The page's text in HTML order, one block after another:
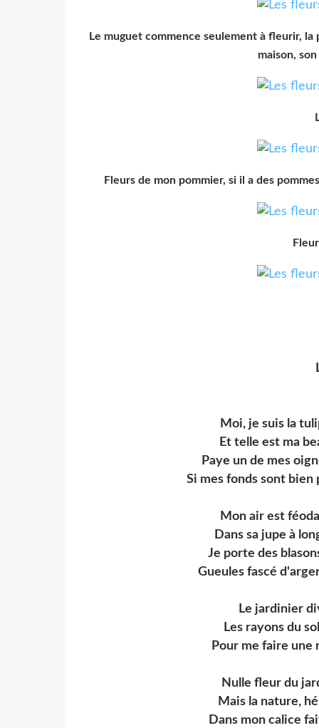
Le muguet commence seulement à fleurir,
maison,
Fleurs de mon pommier, si il a des
Moi, je suis la
Et telle est ma
Paye un de mes
Si mes fonds sont
Mon air est
Dans sa jupe à
Je porte des
Gueules fascé
Le jardinier
Les rayons du
Pour me faire une
Nulle fleur du
Mais la nature,
Dans mon calice